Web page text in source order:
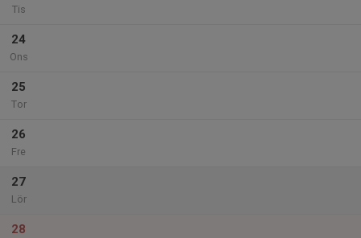
Tis
24
Ons
25
Tor
26
Fre
27
Lör
28